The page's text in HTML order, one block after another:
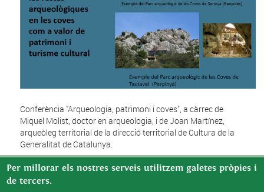
Conferència "Arqueologia, patrimoni i coves", a càrrec de
Miquel Molist, doctor en arqueologia, i de Joan Martínez,
arqueòleg territorial de la direcció territorial de Cultura de la
Generalitat de Catalunya.
Per millorar els nostres serveis utilitzem galetes pròpies i
de tercers.